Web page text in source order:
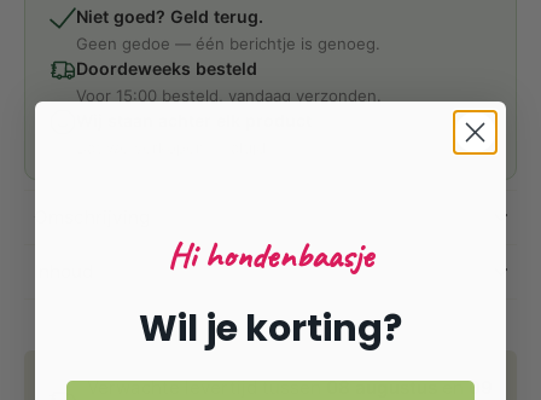
Niet goed? Geld terug.
Geen gedoe — één berichtje is genoeg.
Doordeweeks besteld
Voor 15:00 besteld, vandaag verzonden.
Verwachte levertijd tussen08 augustusen09
Hi hondenbaasje
Wil je korting?